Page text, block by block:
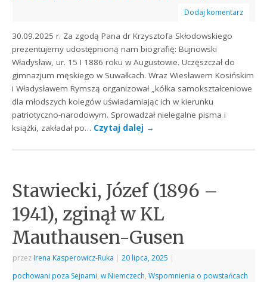
Dodaj komentarz
30.09.2025 r. Za zgodą Pana dr Krzysztofa Skłodowskiego
prezentujemy udostępnioną nam biografię: Bujnowski
Władysław, ur. 15 I 1886 roku w Augustowie. Uczęszczał do
gimnazjum męskiego w Suwałkach. Wraz Wiesławem Kosińskim
i Władysławem Rymszą organizował „kółka samokształceniowe
dla młodszych kolegów uświadamiając ich w kierunku
patriotyczno-narodowym. Sprowadzał nielegalne pisma i
książki, zakładał po… Czytaj dalej →
Stawiecki, Józef (1896 –
1941), zginął w KL
Mauthausen-Gusen
przez Irena Kasperowicz-Ruka | 20 lipca, 2025 |
pochowani poza Sejnami,w Niemczech,Wspomnienia o powstańcach